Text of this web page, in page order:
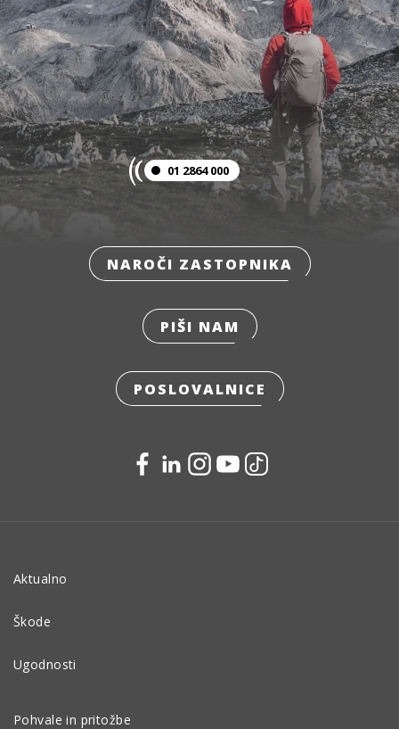
01 2864 000
NAROČI ZASTOPNIKA
PIŠI NAM
POSLOVALNICE
Aktualno
Škode
Ugodnosti
Pohvale in pritožbe